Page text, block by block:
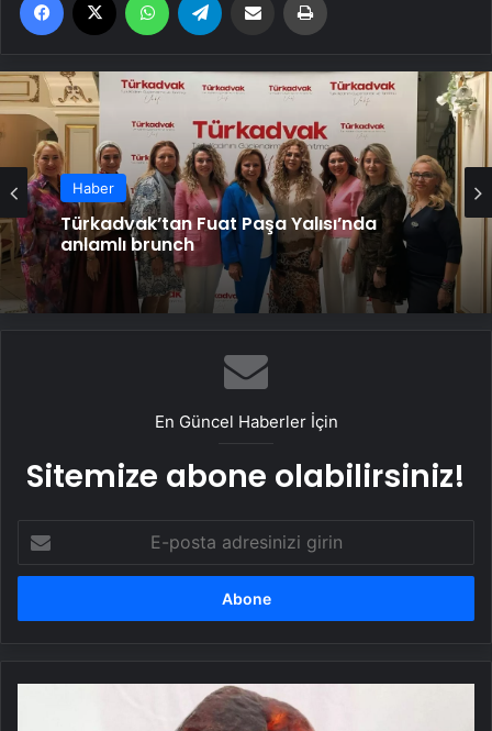
Haber
Türkadvak’tan Fuat Paşa Yalısı’nda
anlamlı brunch
Haber
Zeytine bilimsel koruma
En Güncel Haberler İçin
Sitemize abone olabilirsiniz!
posta
adresinizi